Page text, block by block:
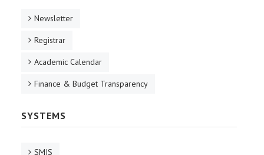
Newsletter
Registrar
Academic Calendar
Finance & Budget Transparency
SYSTEMS
SMIS